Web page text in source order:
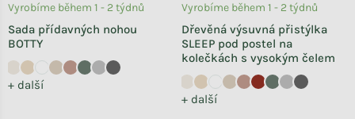
Sada přídavných nohou
BOTTY
+ další
Vyrobíme během 1 - 2 týdnů
Dřevěná výsuvná přistýlka
SLEEP pod postel na
kolečkách s vysokým čelem
+ další
Vyrobíme během 1 - 2 týdnů